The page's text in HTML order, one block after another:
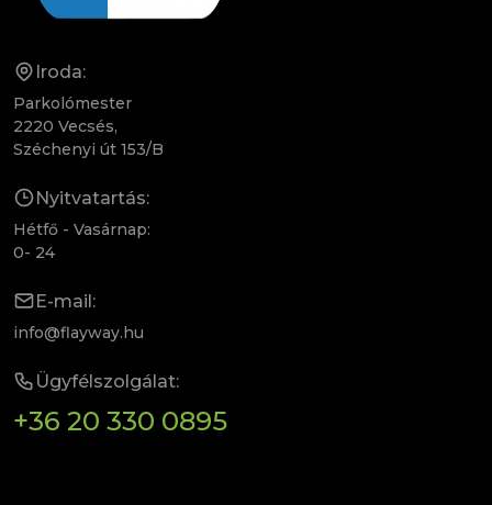
Iroda:
Parkolómester
2220 Vecsés,
Széchenyi út 153/B
Nyitvatartás:
Hétfő - Vasárnap:
0- 24
E-mail:
info@flayway.hu
Ügyfélszolgálat:
+36 20 330 0895